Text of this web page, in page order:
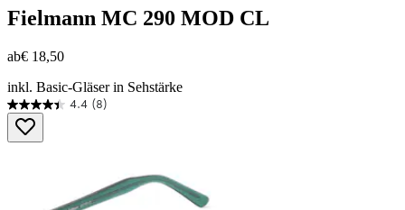
Fielmann MC 290 MOD CL
ab€ 18,50
inkl. Basic-Gläser in Sehstärke
4.4 (8)
4.4
von
5
Bewertungen